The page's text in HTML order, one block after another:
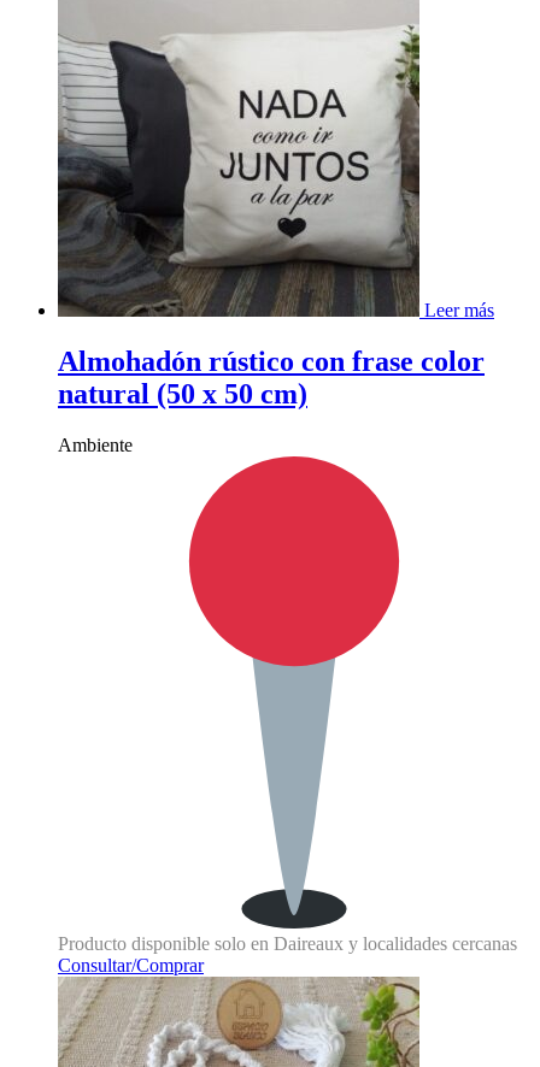
Leer más
Almohadón rústico con frase color
natural (50 x 50 cm)
Ambiente
Producto disponible solo en Daireaux y localidades cercanas
Consultar/Comprar